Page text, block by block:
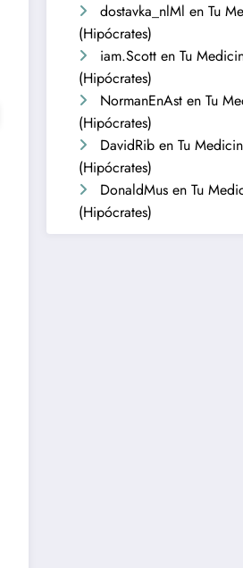
dostavka_nlMl enTu
(Hipócrates)
iam.Scott enTu
(Hipócrates)
NormanEnAst enTu
(Hipócrates)
DavidRib enTu
(Hipócrates)
DonaldMus enTu
(Hipócrates)